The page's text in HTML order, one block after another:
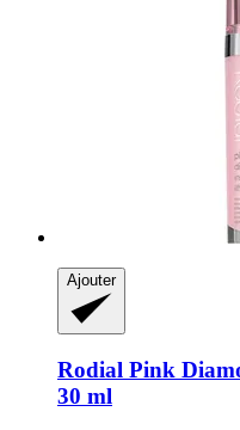
Ajouter
Rodial Pink
30 ml